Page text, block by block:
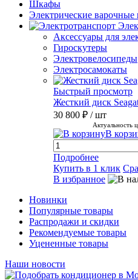
Шкафы
Электрические варочные
Аксессуары для
Гироскутеры
Электровелосипеды
Электросамокаты
Быстрый просмотр
Жесткий диск
30 800 ₽ / шт
Актуальность
В
Подробнее
Купить в 1 клик
В избранное
Новинки
Популярные товары
Распродажи и скидки
Рекомендуемые товары
Уцененные товары
Наши новости